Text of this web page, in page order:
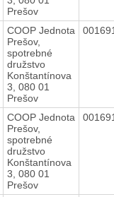
Prešov
COOP Jednota
Prešov,
spotrebné
družstvo
Konštantínova
3, 080 01
Prešov
COOP Jednota
Prešov,
spotrebné
družstvo
Konštantínova
3, 080 01
Prešov